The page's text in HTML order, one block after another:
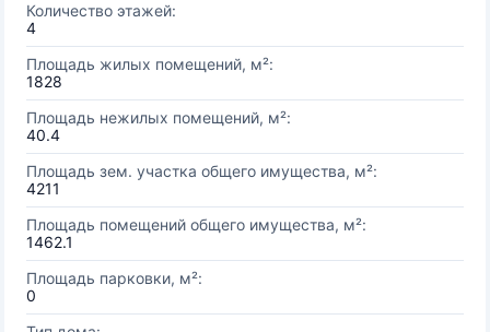
Количество этажей:
4
Площадь жилых помещений, м²:
1828
Площадь нежилых помещений, м²:
40.4
Площадь зем. участка общего имущества, м²:
4211
Площадь помещений общего имущества, м²:
1462.1
Площадь парковки, м²:
0